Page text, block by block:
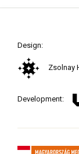
Design:
Zsolnay
Development: